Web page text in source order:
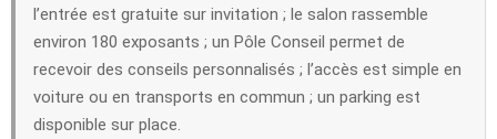
l’entrée est gratuite sur invitation ; le salon rassemble
environ 180 exposants ; un Pôle Conseil permet de
recevoir des conseils personnalisés ; l’accès est simple en
voiture ou en transports en commun ; un parking est
disponible sur place.